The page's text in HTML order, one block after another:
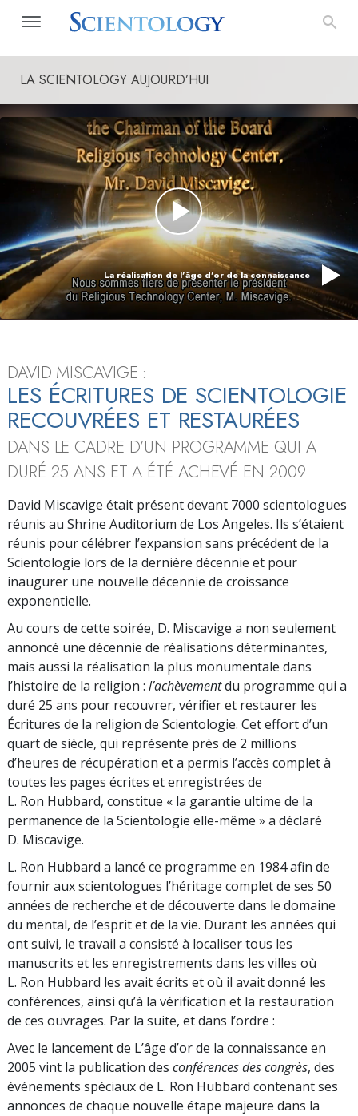
LA SCIENTOLOGY AUJOURD’HUI
La réalisation de l’âge d’or de la connaissance
DAVID MISCAVIGE :
LES ÉCRITURES DE SCIENTOLOGIE
RECOUVRÉES ET RESTAURÉES
DANS LE CADRE D’UN PROGRAMME QUI A
DURÉ 25 ANS ET A ÉTÉ ACHEVÉ EN 2009
David Miscavige était présent devant 7000 scientologues
réunis au Shrine Auditorium de Los Angeles. Ils s’étaient
réunis pour célébrer l’expansion sans précédent de la
Scientologie lors de la dernière décennie et pour
inaugurer une nouvelle décennie de croissance
exponentielle.
Au cours de cette soirée, D. Miscavige a non seulement
annoncé une décennie de réalisations déterminantes,
mais aussi la réalisation la plus monumentale dans
l’histoire de la religion : l’achèvementdu programme qui a
duré 25 ans pour recouvrer, vérifier et restaurer les
Écritures de la religion de Scientologie. Cet effort d’un
quart de siècle, qui représente près de 2 millions
d’heures de récupération et a permis l’accès complet à
toutes les pages écrites et enregistrées de
L. Ron Hubbard, constitue « la garantie ultime de la
permanence de la Scientologie elle-même » a déclaré
D. Miscavige.
L. Ron Hubbard a lancé ce programme en 1984 afin de
fournir aux scientologues l’héritage complet de ses 50
années de recherche et de découverte dans le domaine
du mental, de l’esprit et de la vie. Durant les années qui
ont suivi, le travail a consisté à localiser tous les
manuscrits et les enregistrements dans les villes où
L. Ron Hubbard les avait écrits et où il avait donné les
conférences, ainsi qu’à la vérification et la restauration
de ces ouvrages. Par la suite, et dans l’ordre :
Avec le lancement de L’âge d’or de la connaissance en
2005 vint la publication des conférences des congrès, des
événements spéciaux de L. Ron Hubbard contenant ses
annonces de chaque nouvelle étape majeure dans la